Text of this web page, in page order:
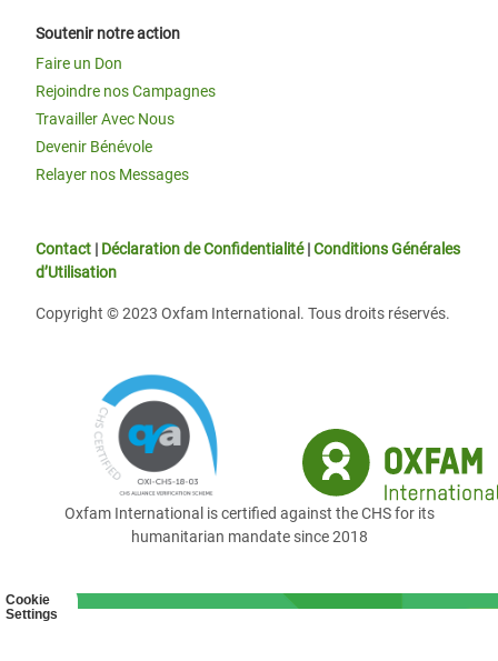
Cookie
Settings
Soutenir notre action
Faire un Don
Rejoindre nos Campagnes
Travailler Avec Nous
Devenir Bénévole
Relayer nos Messages
Contact | Déclaration de Confidentialité|Conditions Générales
d’Utilisation
Copyright © 2023 Oxfam International. Tous droits réservés.
Oxfam International is certified against the CHS for its
humanitarian mandate since 2018